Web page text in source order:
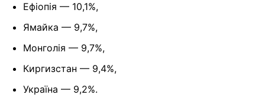
Ефіопія — 10,1%,
Ямайка — 9,7%,
Монголія — 9,7%,
Киргизстан — 9,4%,
Україна — 9,2%.